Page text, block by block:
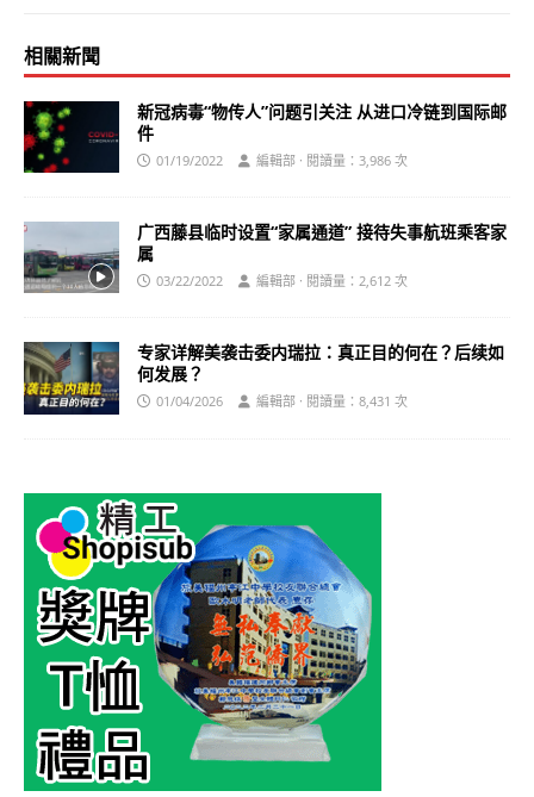
相關新聞
新冠病毒“物传人”问题引关注 从进口冷链到国际邮
件
01/19/2022 編輯部 · 閱讀量：3,986 次
广西藤县临时设置“家属通道” 接待失事航班乘客家
属
03/22/2022 編輯部 · 閱讀量：2,612 次
专家详解美袭击委内瑞拉：真正目的何在？后续如
何发展？
01/04/2026 編輯部 · 閱讀量：8,431 次